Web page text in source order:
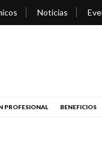
Noticias
PROFESIONAL BENEFICIOS